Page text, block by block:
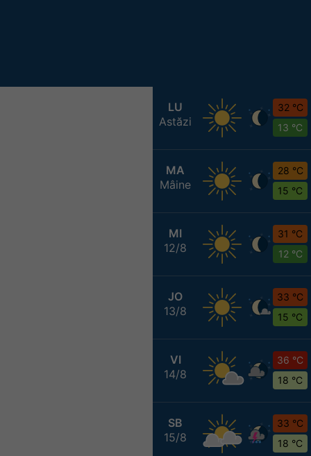
LU
Astăzi
32 °C
13 °C
MA
Mâine
28 °C
15 °C
MI
12/8
31 °C
12 °C
JO
13/8
33 °C
15 °C
VI
14/8
36 °C
18 °C
SB
15/8
33 °C
18 °C